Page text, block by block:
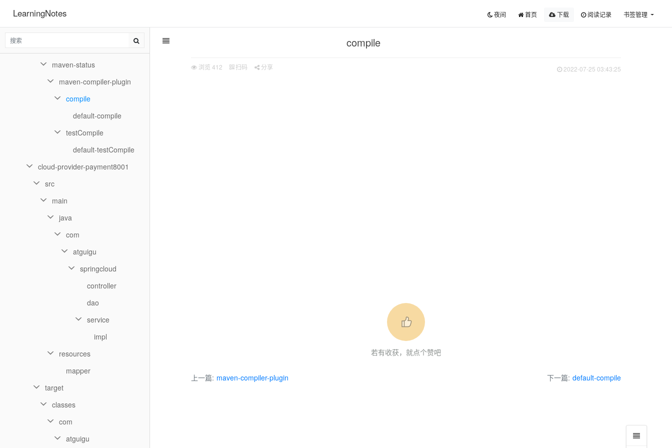
LearningNotes 夜间 首页 下载 阅读记录 书签管理
compile
浏览 412 扫码 分享 2022-07-25 03:43:25
若有收获，就点个赞吧
上一篇: maven-compiler-plugin 下一篇: default-compile
service
maven-status
maven-compiler-plugin
compile
default-compile
testCompile
default-testCompile
cloud-provider-payment8001
src
main
java
com
atguigu
springcloud
controller
dao
service
impl
resources
mapper
target
classes
com
atguigu